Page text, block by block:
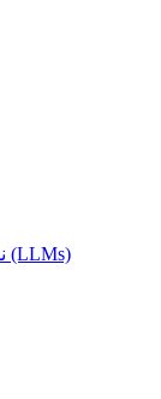
نماذج اللغة الكبيرة (LLMs)